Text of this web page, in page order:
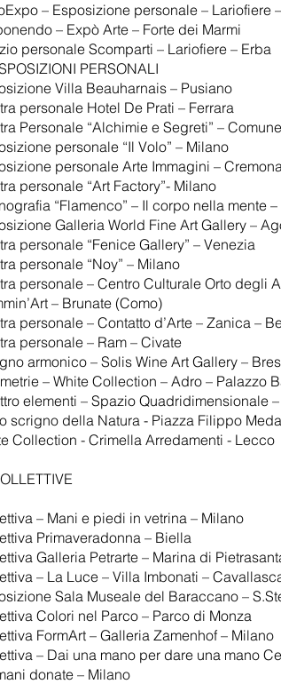
– Esposizione personale – Lariofiere
– Expò Arte – Forte dei Marmi
personale Scomparti – Lariofiere – Erba
PERSONALI
Villa Beauharnais – Pusiano
personale Hotel De Prati – Ferrara
Personale “Alchimie e Segreti” –
personale “Il Volo” – Milano
personale Arte Immagini –
personale “Art Factory”- Milano
“Flamenco” – Il corpo nella mente
Galleria World Fine Art Gallery –
personale “Fenice Gallery” – Venezia
personale “Noy” – Milano
personale – Centro Culturale Orto degli
– Brunate (Como)
personale – Contatto d’Arte – Zanica –
personale – Ram – Civate
armonico – Solis Wine Art Gallery –
– White Collection – Adro – Palazzo
elementi – Spazio Quadridimensionale
scrigno della Natura - Piazza Filippo
Collection - Crimella Arredamenti - Lecco
– Mani e piedi in vetrina – Milano
Primaveradonna – Biella
Galleria Petrarte – Marina di
– La Luce – Villa Imbonati –
Sala Museale del Baraccano –
Colori nel Parco – Parco di Monza
FormArt – Galleria Zamenhof – Milano
– Dai una mano per dare una mano
donate – Milano